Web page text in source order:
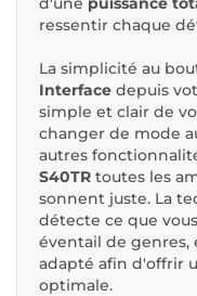
ressentir chaque
La simplicité au
Interface depuis
simple et clair de
changer de mode
autres
S40TR toutes les
sonnent juste. La
détecte ce que
éventail de genres,
adapté afin d'offrir
optimale.